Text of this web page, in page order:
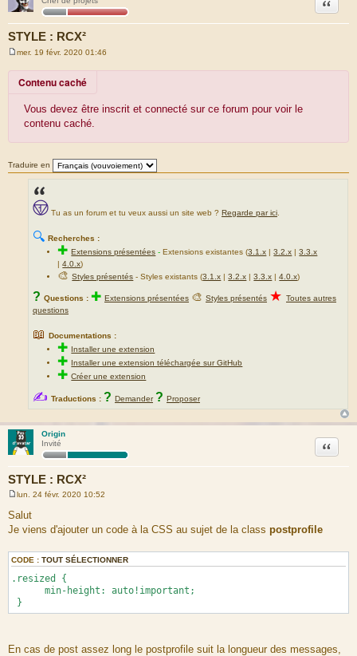
STYLE : RCX²
e
s
s
mer. 19 févr. 2020 01:46
Contenu caché
Vous devez être inscrit et connecté sur ce forum pour voir le
contenu caché.
Traduire en
Tu as un forum et tu veux aussi un site web ? Regarde par ici
🔍 Recherches :
✚Extensions présentées -Extensions existantes (3.1.x |3.2.x |3.3.x
|4.0.x)
🎨Styles présentés - Styles existants (3.1.x |3.2.x |3.3.x |4.0.x)
? Questions : ✚ Extensions présentées 🎨 Styles présentés ★ Toutes autres
questions
📖 Documentations :
✚ Installer une extension
✚ Installer une extension téléchargée sur GitHub
✚Créer une extension
✍ Traductions : ? Demander ? Proposer
Origin
Invité
STYLE : RCX²
Citation
e
s
s
g
e
lun. 24 févr. 2020 10:52
Salut
Je viens d'ajouter un code à la CSS au sujet de la class postprofile
CODE : TOUT SÉLECTIONNER
.resized {
min-height: auto!important;
}
En cas de post assez long le postprofile suit la longueur des messages,